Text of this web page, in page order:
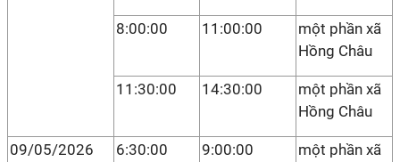
8:00:00 11:00:00
một phần xã
Hồng Châu
11:30:00 14:30:00
một phần xã
Hồng Châu
09/05/2026 6:30:00 9:00:00
một phần xã